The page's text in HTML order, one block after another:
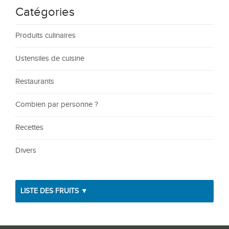
Catégories
Produits culinaires
Ustensiles de cuisine
Restaurants
Combien par personne ?
Recettes
Divers
LISTE DES FRUITS ▼